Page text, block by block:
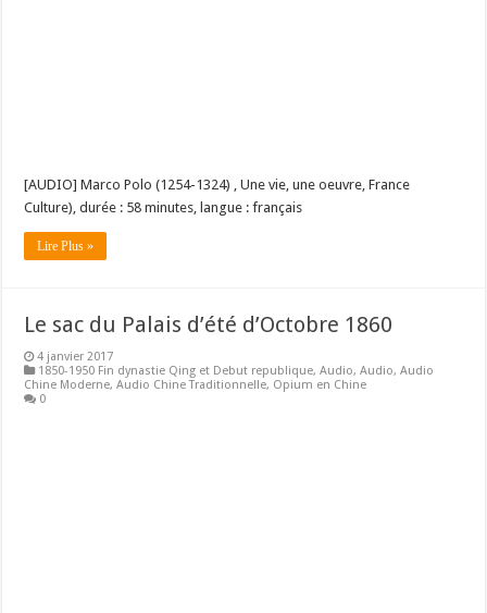
[AUDIO] Marco Polo (1254-1324) , Une vie, une oeuvre, France
Culture), durée : 58 minutes, langue : français
Lire Plus »
Le sac du Palais d’été d’Octobre 1860
4 janvier 2017
1850-1950 Fin dynastie Qing et Debut republique,Audio,Audio,Audio
Chine Moderne,Audio Chine Traditionnelle, Opium en Chine
0